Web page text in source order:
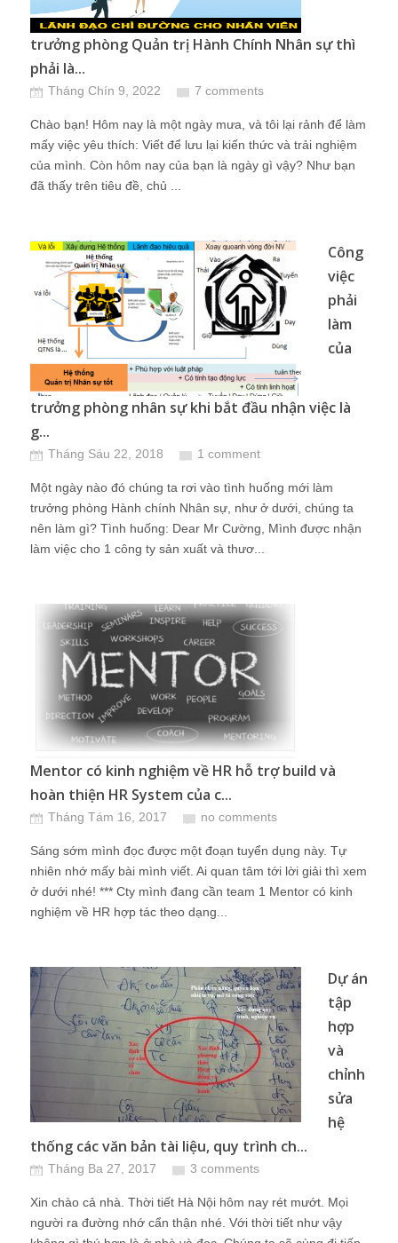
trưởng phòng Quản trị Hành Chính Nhân sự thì
phải là...
Tháng Chín 9, 2022 7 comments
Chào bạn! Hôm nay là một ngày mưa, và tôi lại rảnh để làm
mấy việc yêu thích: Viết để lưu lại kiến thức và trải nghiệm
của mình. Còn hôm nay của bạn là ngày gì vậy? Như bạn
đã thấy trên tiêu đề, chủ ...
Công
việc
phải
làm
của
trưởng phòng nhân sự khi bắt đầu nhận việc là
g...
Tháng Sáu 22, 2018 1 comment
Một ngày nào đó chúng ta rơi vào tình huống mới làm
trưởng phòng Hành chính Nhân sự, như ở dưới, chúng ta
nên làm gì? Tình huống: Dear Mr Cường, Mình được nhận
làm việc cho 1 công ty sản xuất và thươ...
Mentor có kinh nghiệm về HR hỗ trợ build và
hoàn thiện HR System của c...
Tháng Tám 16, 2017 no comments
Sáng sớm mình đọc được một đoạn tuyển dụng này. Tự
nhiên nhớ mấy bài mình viết. Ai quan tâm tới lời giải thì xem
ở dưới nhé! *** Cty mình đang cần team 1 Mentor có kinh
nghiệm về HR hợp tác theo dạng...
Dự án
tập
hợp
và
chỉnh
sửa
hệ
thống các văn bản tài liệu, quy trình ch...
Tháng Ba 27, 2017 3 comments
Xin chào cả nhà. Thời tiết Hà Nội hôm nay rét mướt. Mọi
người ra đường nhớ cẩn thận nhé. Với thời tiết như vậy